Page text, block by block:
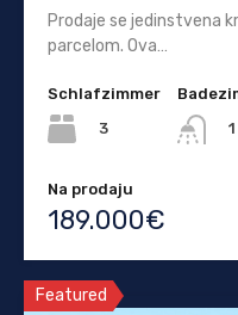
Prodaje se jedinstvena
parcelom. Ova…
Schlafzimmer
3
1
Na prodaju
189.000€
Featured